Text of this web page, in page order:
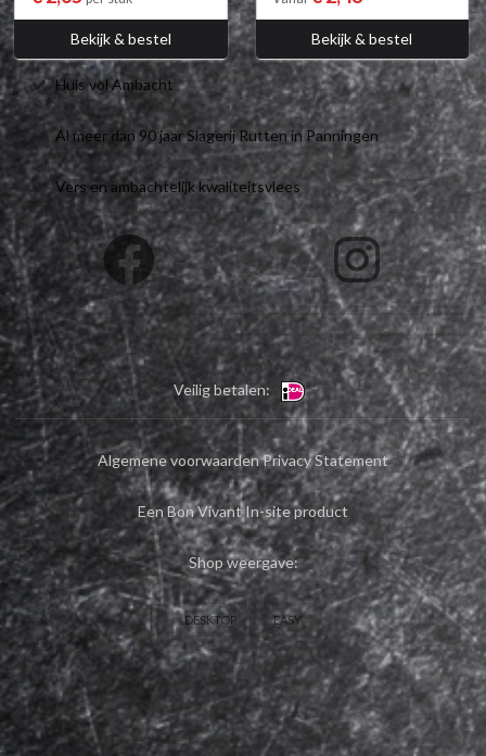
Bekijk & bestel Bekijk & bestel
Huis vol Ambacht
Al meer dan 90 jaar Slagerij Rutten in Panningen
Vers en ambachtelijk kwaliteitsvlees
Veilig betalen:
Algemene voorwaardenPrivacy Statement
Een Bon Vivant In-site product
Shop weergave:
DESKTOP EASY